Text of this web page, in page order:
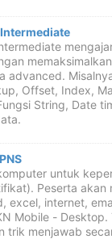
advanced.
Offset, Index,
String, Date
untuk
Peserta akan
excel, internet,
Mobile -
trik menjawab